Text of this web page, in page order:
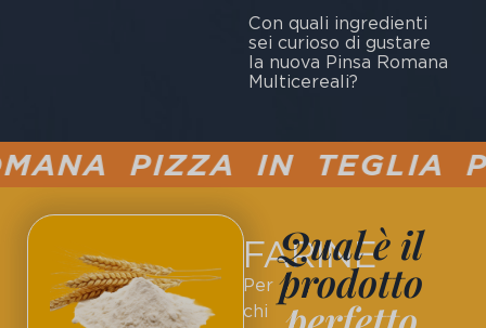
Con quali ingredienti
sei curioso di gustare
la nuova Pinsa Romana
Multicereali?
PIZZA IN TEGLIA
FARINE
Per
chi
Qual è il
prodotto